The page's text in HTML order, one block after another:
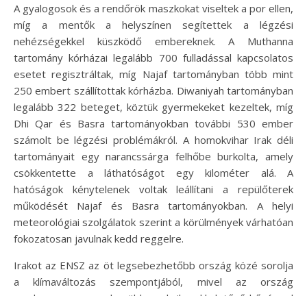
A gyalogosok és a rendőrök maszkokat viseltek a por ellen,
míg a mentők a helyszínen segítettek a légzési
nehézségekkel küszködő embereknek. A Muthanna
tartomány kórházai legalább 700 fulladással kapcsolatos
esetet regisztráltak, míg Najaf tartományban több mint
250 embert szállítottak kórházba. Diwaniyah tartományban
legalább 322 beteget, köztük gyermekeket kezeltek, míg
Dhi Qar és Basra tartományokban további 530 ember
számolt be légzési problémákról. A homokvihar Irak déli
tartományait egy narancssárga felhőbe burkolta, amely
csökkentette a láthatóságot egy kilométer alá. A
hatóságok kénytelenek voltak leállítani a repülőterek
működését Najaf és Basra tartományokban. A helyi
meteorológiai szolgálatok szerint a körülmények várhatóan
fokozatosan javulnak kedd reggelre.
Irakot az ENSZ az öt legsebezhetőbb ország közé sorolja
a klímaváltozás szempontjából, mivel az ország